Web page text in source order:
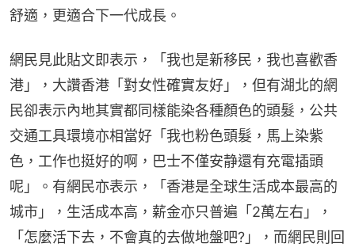
舒適，更適合下一代成長。
網民見此貼文即表示，「我也是新移民，我也喜歡香
港」，大讚香港「對女性確實友好」，但有湖北的網
民卻表示內地其實都同樣能染各種顏色的頭髮，公共
交通工具環境亦相當好「我也粉色頭髮，馬上染紫
色，工作也挺好的啊，巴士不僅安静還有充電插頭
呢」。有網民亦表示，「香港是全球生活成本最高的
城市」，生活成本高，薪金亦只普遍「2萬左右」，
「怎麼活下去，不會真的去做地盤吧?」，而網民則回